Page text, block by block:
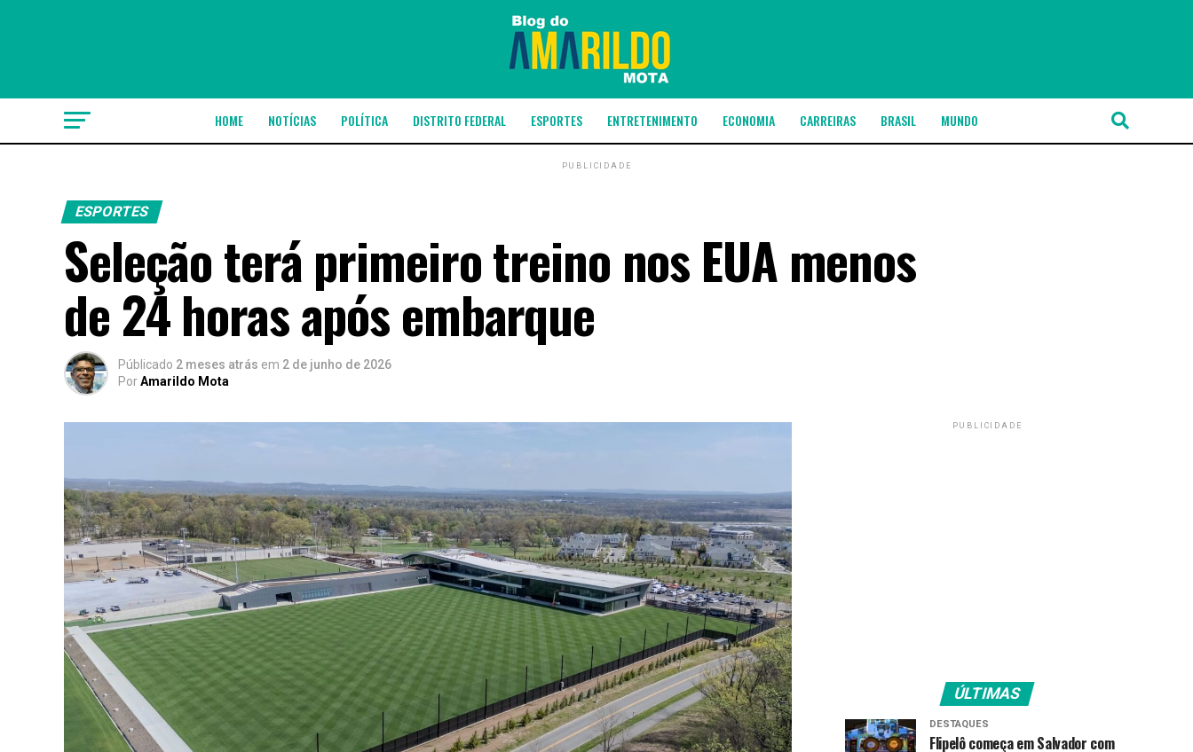
HOME NOTÍCIAS POLÍTICA DISTRITO FEDERAL ESPORTES ENTRETENIMENTO ECONOMIA CARREIRAS BRASIL MUNDO
PUBLICIDADE
ESPORTES
Seleção terá primeiro treino nos EUA menos
de 24 horas após embarque
Públicado 2 meses atrás em 2 de junho de 2026
PorAmarildo Mota
PUBLICIDADE
ÚLTIMAS
DESTAQUES
Flipelô começa em Salvador com